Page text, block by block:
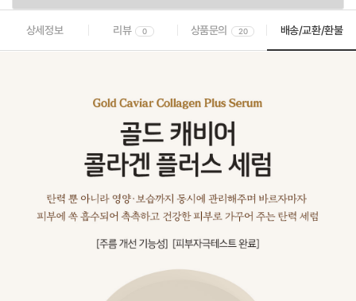
상세정보 리뷰 0 상품문의 20 배송/교환/환불